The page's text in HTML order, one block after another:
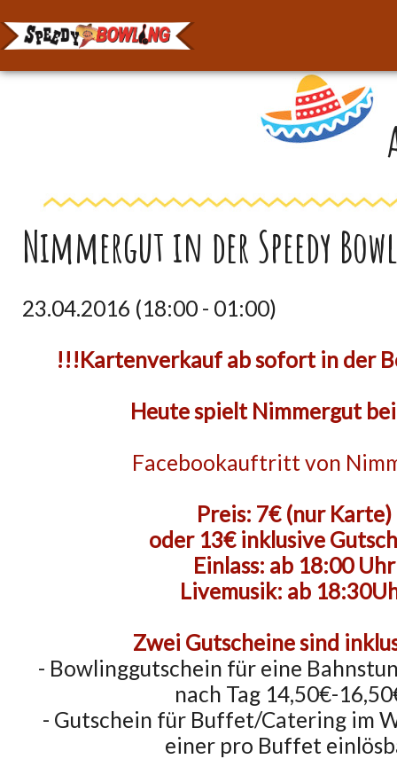
Nimmergut in der Speedy
23.04.2016 (18:00 - 01:00)
!!!Kartenverkauf ab sofort in der
Heute spielt Nimmergut
Facebookauftritt von
Preis: 7€ (nur Karte)
oder 13€ inklusive
Einlass: ab 18:00 Uhr
Livemusik: ab
Zwei Gutscheine sind
- Bowlinggutschein für eine
nach Tag 14,50€-
- Gutschein für Buffet/Catering im
einer pro Buffet